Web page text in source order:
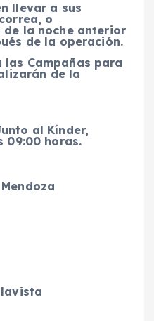
llevar a sus
o
la noche anterior
de la operación.
las Campañas para
de la
al Kínder,
09:00 horas.